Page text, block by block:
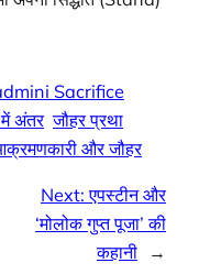
Sacrifice
अंतर जौहर प्रथा
और जौहर
Next:एपस्टीन और
‘मोलोक गुप्त पूजा’ की
कहानी
→